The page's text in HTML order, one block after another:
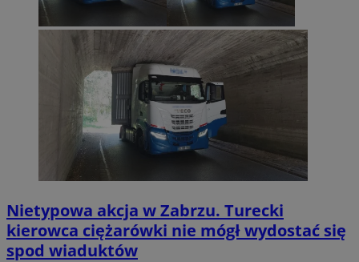
Nietypowa akcja w Zabrzu. Turecki
kierowca ciężarówki nie mógł wydostać się
spod wiaduktów